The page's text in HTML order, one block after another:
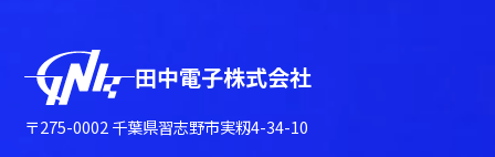
田中電子株式会社
〒275-0002 千葉県習志野市実籾4-34-10